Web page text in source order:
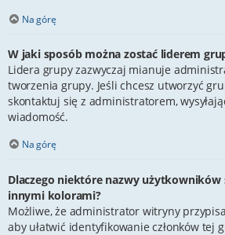
Na górę
W jaki sposób można zostać liderem
Lidera grupy zazwyczaj mianuje
tworzenia grupy. Jeśli chcesz utworzyć
skontaktuj się z administratorem,
wiadomość.
Na górę
Dlaczego niektóre nazwy użytkowników
innymi kolorami?
Możliwe, że administrator witryny
aby ułatwić identyfikowanie członków tej